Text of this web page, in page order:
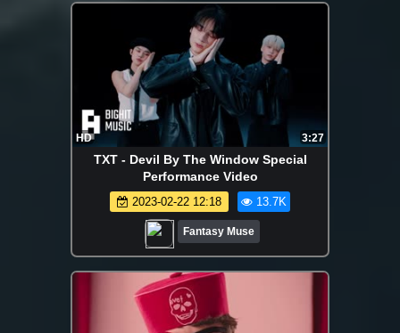
HD 3:27
TXT - Devil By The Window Special
Performance Video
2023-02-22 12:18 13.7K
Fantasy Muse